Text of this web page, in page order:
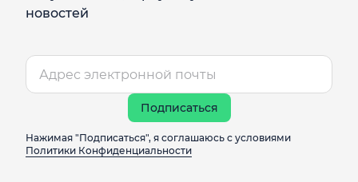
новостей
Подписаться
Нажимая "Подписаться", я соглашаюсь с условиями
Политики Конфиденциальности